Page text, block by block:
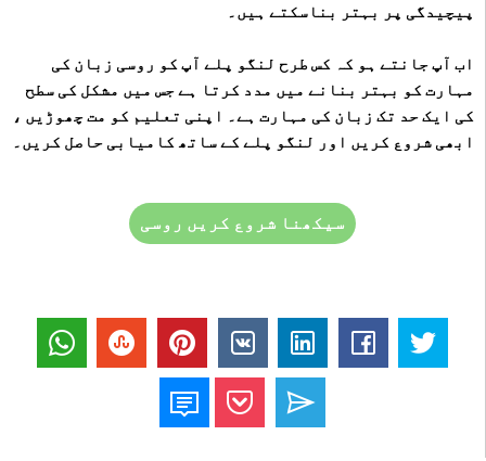
پیچیدگی پر بہتر بناسکتے ہیں۔
اب آپ جانتے ہو کہ کس طرح لنگو پلے آپ کو روسی زبان کی
مہارت کو بہتر بنانے میں مدد کرتا ہے جس میں مشکل کی سطح
کی ایک حد تک زبان کی مہارت ہے۔ اپنی تعلیم کو مت چھوڑیں ،
ابھی شروع کریں اور لنگو پلے کے ساتھ کامیابی حاصل کریں۔
سیکھنا شروع کریں روسی